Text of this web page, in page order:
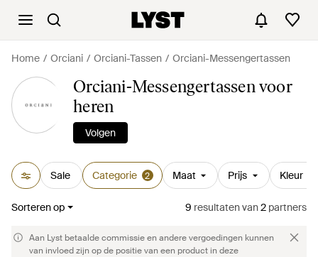
Home Orciani Orciani-Tassen Orciani-Messengertassen
Orciani-Messengertassen voor
heren
Volgen
Sale Categorie 2 Maat Prijs Kleur
Sorteren op 9 resultatenvan2 partners
Aan Lyst betaalde commissie en andere vergoedingen kunnen
van invloed zijn op de positie van een product in deze